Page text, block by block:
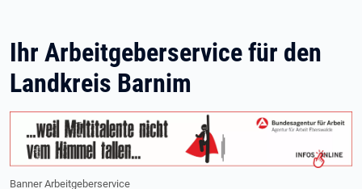
Ihr Arbeitgeberservice für den
Landkreis Barnim
Banner Arbeitgeberservice